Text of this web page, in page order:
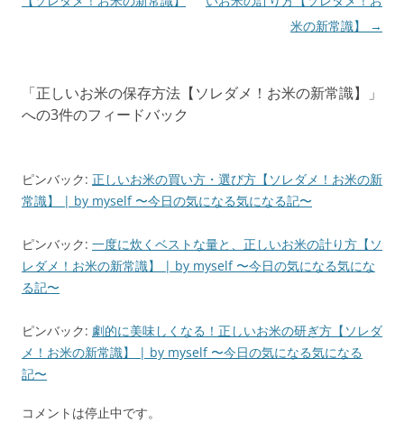
ン
米の新常識】
→
「正しいお米の保存方法【ソレダメ！お米の新常識】
」
への3件のフィードバック
ピンバック: 正しいお米の買い方・選び方【ソレダメ！お米の新
常識】 | by myself 〜今日の気になる気になる記〜
ピンバック: 一度に炊くベストな量と、正しいお米の計り方【ソ
レダメ！お米の新常識】 | by myself 〜今日の気になる気にな
る記〜
ピンバック: 劇的に美味しくなる！正しいお米の研ぎ方【ソレダ
メ！お米の新常識】 | by myself 〜今日の気になる気になる
記〜
コメントは停止中です。